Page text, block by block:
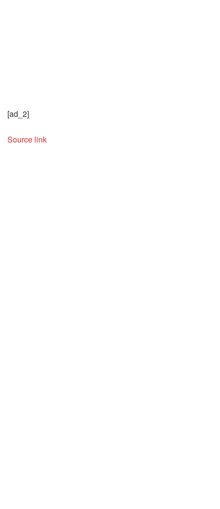
[ad_2]
Source link